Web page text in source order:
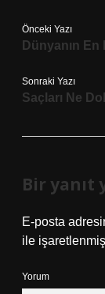
Önceki Yazı
Dünyanın
Sonraki Yazı
Saçları Ne
Bir yanıt
E-posta
ile
Yorum